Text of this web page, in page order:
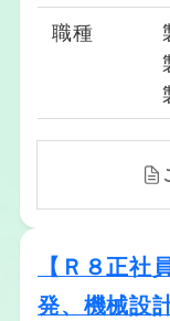
職種
【Ｒ８正社
発、機械設